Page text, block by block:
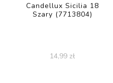
Candellux Sicilia 18
Szary (7713804)
14,99 zł